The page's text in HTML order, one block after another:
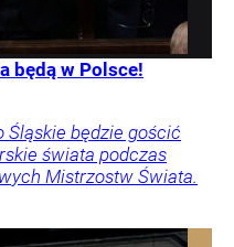
będą w Polsce!
Śląskie będzie gościć
świata podczas
Mistrzostw Świata.